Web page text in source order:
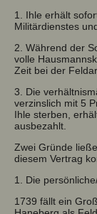
1. Ihle erhält
Militärdienstes
2. Während der
volle
Zeit bei der
3. Die
verzinslich mit 5
Ihle sterben,
ausbezahlt.
Zwei Gründe
diesem Vertrag
1. Die
1739 fällt ein